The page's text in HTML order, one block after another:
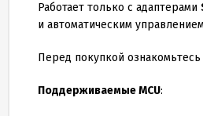
Работает только с адаптерами
и автоматическим
Перед покупкой
Поддерживаемые MCU: